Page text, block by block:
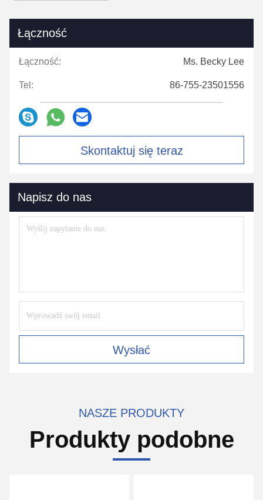
Łączność
Łączność: Ms. Becky Lee
Tel: 86-755-23501556
Skontaktuj się teraz
Napisz do nas
Wysłać
NASZE PRODUKTY
Produkty podobne